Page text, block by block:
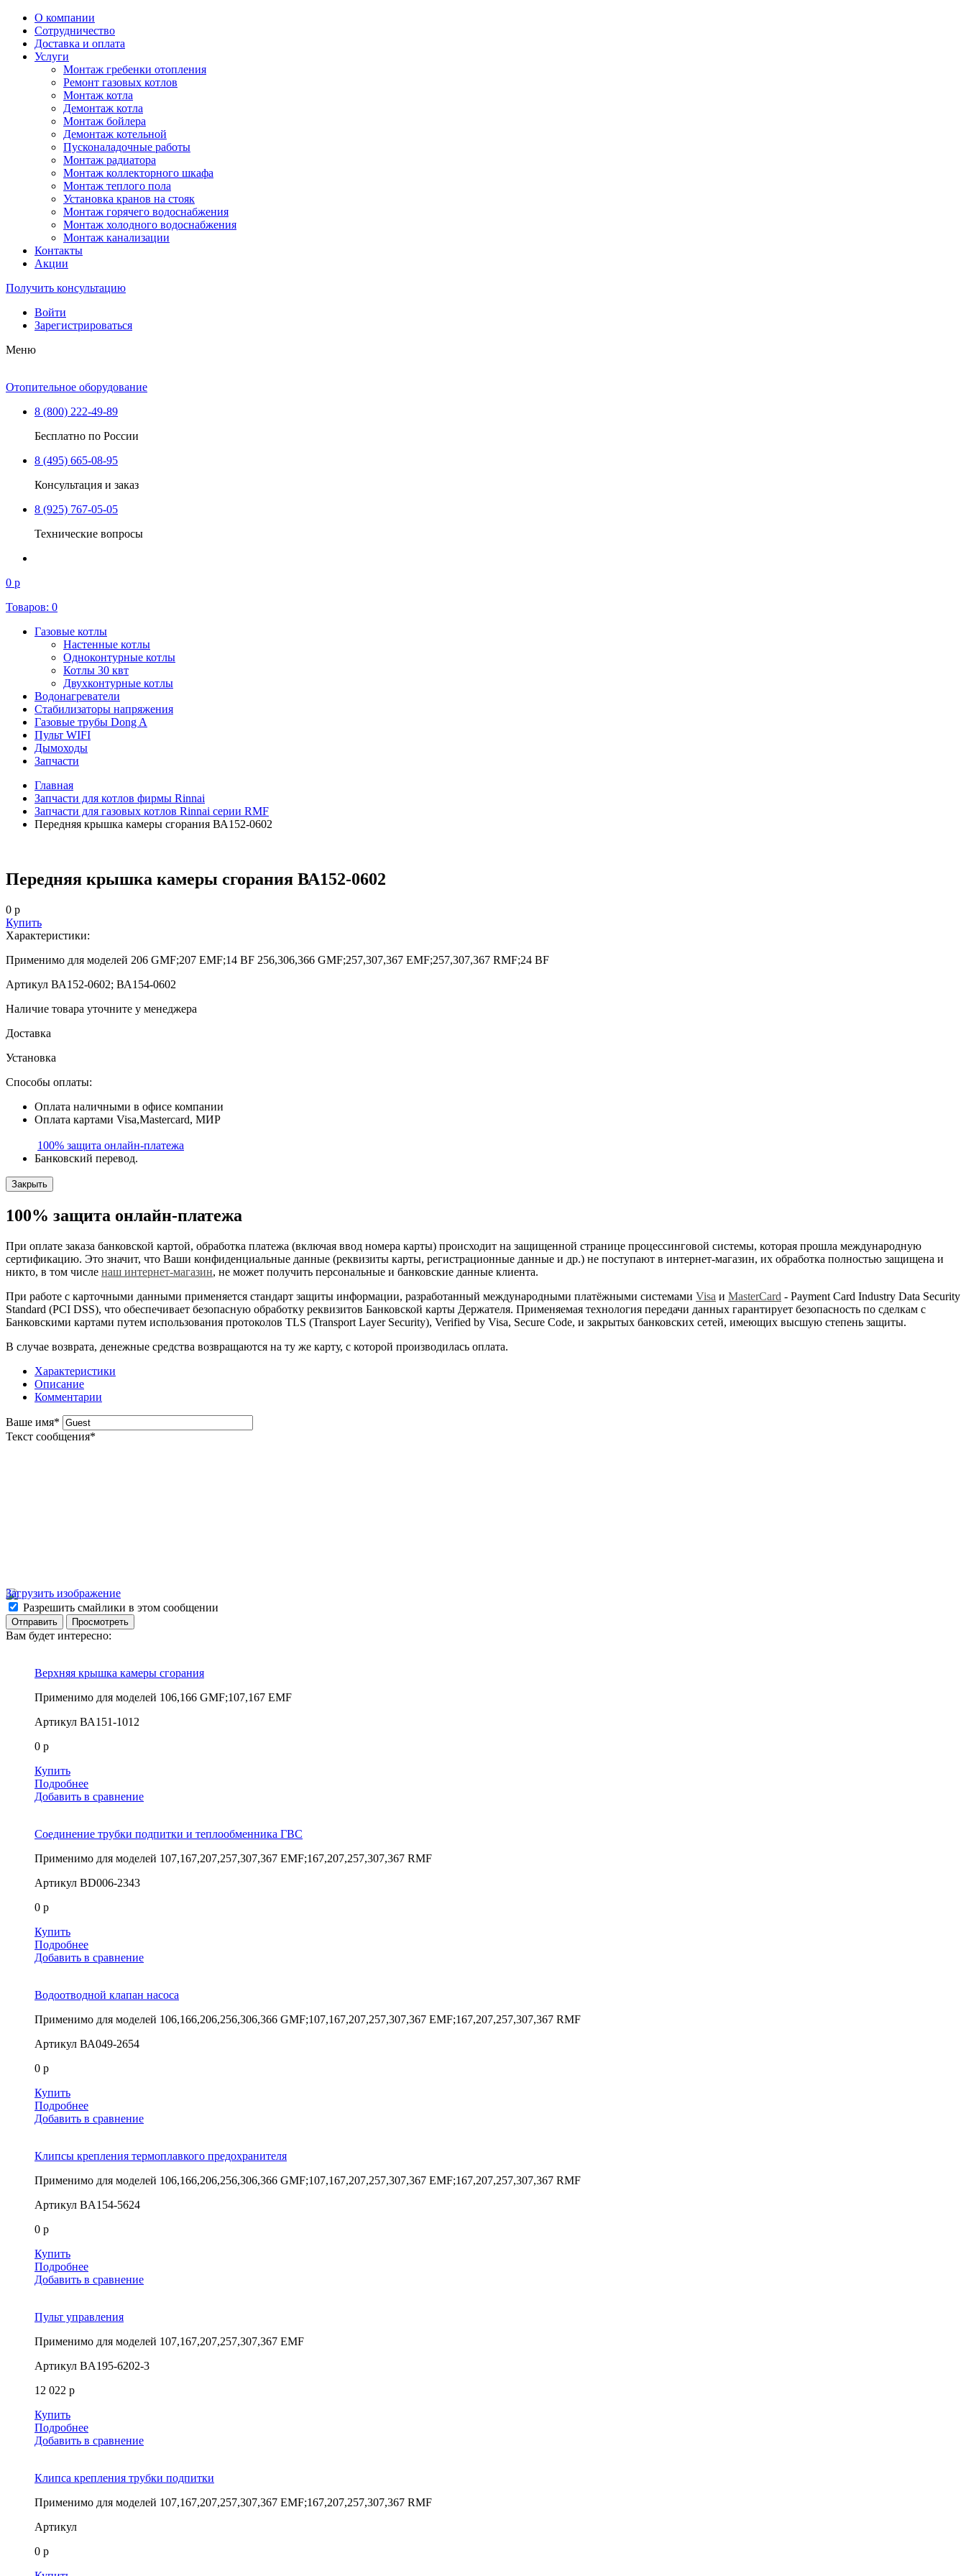
О компании
Сотрудничество
Доставка и оплата
Услуги
Монтаж гребенки отопления
Ремонт газовых котлов
Монтаж котла
Демонтаж котла
Монтаж бойлера
Демонтаж котельной
Пусконаладочные работы
Монтаж радиатора
Монтаж коллекторного шкафа
Монтаж теплого пола
Установка кранов на стояк
Монтаж горячего водоснабжения
Монтаж холодного водоснабжения
Монтаж канализации
Контакты
Акции
Получить консультацию
Войти
Зарегистрироваться
Меню
Отопительное оборудование
8 (800) 222-49-89
Бесплатно по России
8 (495) 665-08-95
Консультация и заказ
8 (925) 767-05-05
Технические вопросы
0 р
Товаров: 0
Газовые котлы
Настенные котлы
Одноконтурные котлы
Котлы 30 квт
Двухконтурные котлы
Водонагреватели
Стабилизаторы напряжения
Газовые трубы Dong A
Пульт WIFI
Дымоходы
Запчасти
Главная
Запчасти для котлов фирмы Rinnai
Запчасти для газовых котлов Rinnai серии RMF
Передняя крышка камеры сгорания ВА152-0602
Передняя крышка камеры сгорания ВА152-0602
0 р
Купить
Характеристики:
Применимо для моделей 206 GMF;207 EMF;14 BF 256,306,366 GMF;257,307,367 EMF;257,307,367 RMF;24 BF
Артикул ВА152-0602; ВА154-0602
Наличие товара уточните у менеджера
Доставка
Установка
Способы оплаты:
Оплата наличными в офисе компании
Оплата картами Visa,Mastercard, МИР
100% защита онлайн-платежа
Банковский перевод.
Закрыть
100% защита онлайн-платежа
При оплате заказа банковской картой, обработка платежа (включая ввод номера карты) происходит на защищенной странице процессинговой системы, которая прошла международную
сертификацию. Это значит, что Ваши конфиденциальные данные (реквизиты карты, регистрационные данные и др.) не поступают в интернет-магазин, их обработка полностью защищена и
никто, в том числе наш интернет-магазин, не может получить персональные и банковские данные клиента.
При работе с карточными данными применяется стандарт защиты информации, разработанный международными платёжными системами Visa и MasterCard - Payment Card Industry Data Security
Standard (PCI DSS), что обеспечивает безопасную обработку реквизитов Банковской карты Держателя. Применяемая технология передачи данных гарантирует безопасность по сделкам с
Банковскими картами путем использования протоколов TLS (Transport Layer Security), Verified by Visa, Secure Code, и закрытых банковских сетей, имеющих высшую степень защиты.
В случае возврата, денежные средства возвращаются на ту же карту, с которой производилась оплата.
Характеристики
Описание
Комментарии
Ваше имя*
Текст сообщения*
Загрузить изображение
Разрешить смайлики в этом сообщении
Вам будет интересно:
Верхняя крышка камеры сгорания
Применимо для моделей 106,166 GMF;107,167 EMF
Артикул ВА151-1012
0 р
Купить
Подробнее
Добавить в сравнение
Соединение трубки подпитки и теплообменника ГВС
Применимо для моделей 107,167,207,257,307,367 EMF;167,207,257,307,367 RMF
Артикул BD006-2343
0 р
Купить
Подробнее
Добавить в сравнение
Водоотводной клапан насоса
Применимо для моделей 106,166,206,256,306,366 GMF;107,167,207,257,307,367 EMF;167,207,257,307,367 RMF
Артикул ВА049-2654
0 р
Купить
Подробнее
Добавить в сравнение
Клипсы крепления термоплавкого предохранителя
Применимо для моделей 106,166,206,256,306,366 GMF;107,167,207,257,307,367 EMF;167,207,257,307,367 RMF
Артикул BA154-5624
0 р
Купить
Подробнее
Добавить в сравнение
Пульт управления
Применимо для моделей 107,167,207,257,307,367 EMF
Артикул BA195-6202-3
12 022 р
Купить
Подробнее
Добавить в сравнение
Клипса крепления трубки подпитки
Применимо для моделей 107,167,207,257,307,367 EMF;167,207,257,307,367 RMF
Артикул
0 р